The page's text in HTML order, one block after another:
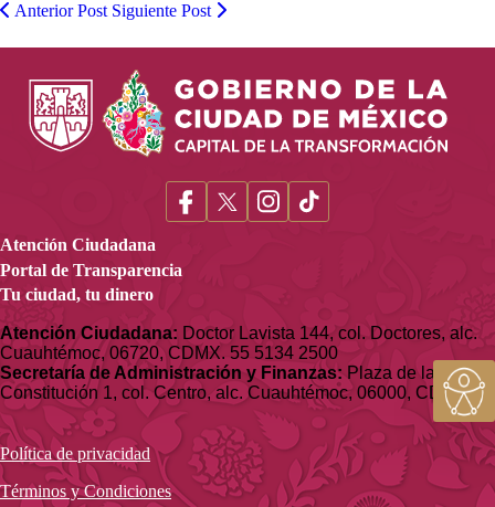
Anterior Post Siguiente Post
Atención Ciudadana
Portal de Transparencia
Tu ciudad, tu dinero
Atención Ciudadana: Doctor Lavista 144, col. Doctores, alc.
Cuauhtémoc, 06720, CDMX. 55 5134 2500
Secretaría de Administración y Finanzas: Plaza de la
Constitución 1, col. Centro, alc. Cuauhtémoc, 06000, CDMX
Política de privacidad
Términos y Condiciones